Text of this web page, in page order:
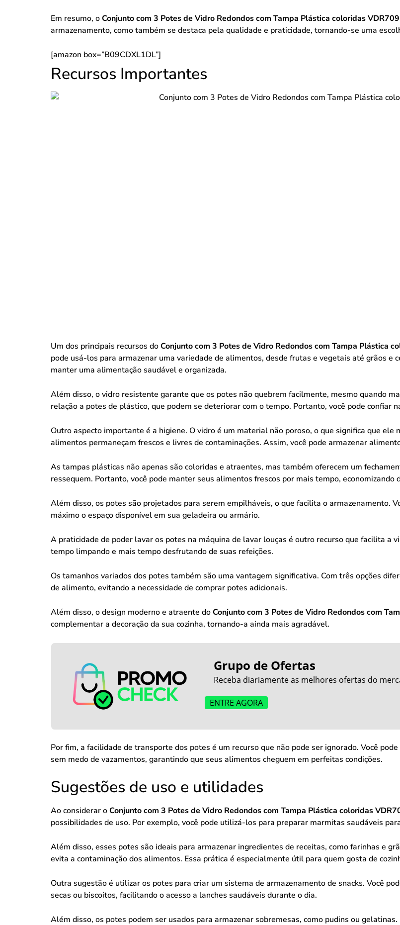
Em resumo, oConjunto com 3 Potes de Vidro Redondos com Tampa Plástica coloridas
armazenamento, como também se destaca pela qualidade e praticidade, tornando-se uma
[amazon box=”B09CDXL1DL”]
Recursos Importantes
Um dos principais recursos doConjunto com 3 Potes de Vidro Redondos com Tampa Plástica
pode usá-los para armazenar uma variedade de alimentos, desde frutas e vegetais até grãos e
manter uma alimentação saudável e organizada.
Além disso, o vidro resistente garante que os potes não quebrem facilmente, mesmo quando
relação a potes de plástico, que podem se deteriorar com o tempo. Portanto, você pode confiar
Outro aspecto importante é a higiene. O vidro é um material não poroso, o que significa que ele
alimentos permaneçam frescos e livres de contaminações. Assim, você pode armazenar
As tampas plásticas não apenas são coloridas e atraentes, mas também oferecem um
ressequem. Portanto, você pode manter seus alimentos frescos por mais tempo, economizando
Além disso, os potes são projetados para serem empilháveis, o que facilita o armazenamento.
máximo o espaço disponível em sua geladeira ou armário.
A praticidade de poder lavar os potes na máquina de lavar louças é outro recurso que facilita a
tempo limpando e mais tempo desfrutando de suas refeições.
Os tamanhos variados dos potes também são uma vantagem significativa. Com três opções
de alimento, evitando a necessidade de comprar potes adicionais.
Além disso, o design moderno e atraente doConjunto com 3 Potes de Vidro Redondos com
complementar a decoração da sua cozinha, tornando-a ainda mais agradável.
Grupo de Ofertas
Receba diariamente as melhores ofertas do
ENTRE AGORA
Por fim, a facilidade de transporte dos potes é um recurso que não pode ser ignorado. Você
sem medo de vazamentos, garantindo que seus alimentos cheguem em perfeitas condições.
Sugestões de uso e utilidades
Ao considerar oConjunto com 3 Potes de Vidro Redondos com Tampa Plástica coloridas
possibilidades de uso. Por exemplo, você pode utilizá-los para preparar marmitas saudáveis
Além disso, esses potes são ideais para armazenar ingredientes de receitas, como farinhas e
evita a contaminação dos alimentos. Essa prática é especialmente útil para quem gosta de
Outra sugestão é utilizar os potes para criar um sistema de armazenamento de snacks. Você
secas ou biscoitos, facilitando o acesso a lanches saudáveis durante o dia.
Além disso, os potes podem ser usados para armazenar sobremesas, como pudins ou